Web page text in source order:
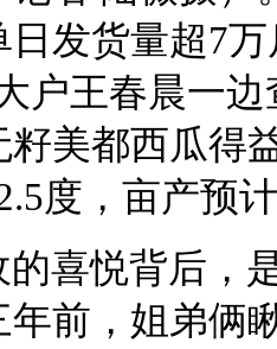
日发货量超7
户王春晨一
籽美都西瓜得
度，亩产预
的喜悦背后，
年前，姐弟俩